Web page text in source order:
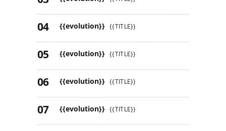
{{evolution}} {{TITLE}}
{{evolution}} {{TITLE}}
{{evolution}} {{TITLE}}
{{evolution}} {{TITLE}}